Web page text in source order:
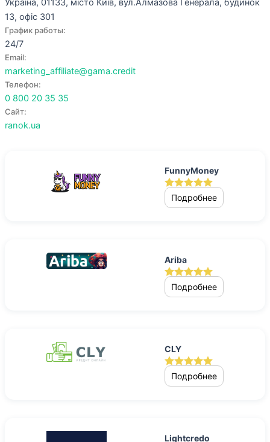
13, офіс 301
График работы:
24/7
Email:
marketing_affiliate@gama.credit
Телефон:
0 800 20 35 35
Сайт:
ranok.ua
FunnyMoney
Подробнее
Ariba
Подробнее
CLY
Подробнее
Lightcredo